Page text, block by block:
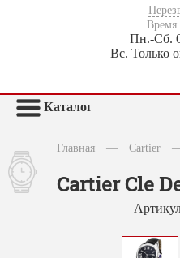
Время
Пн.-Сб.
Вс. Только
Каталог
Главная — Cartier
Cartier Cle